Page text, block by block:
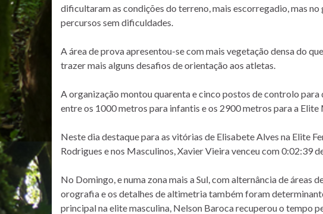
dificultaram as condições do terreno, mais escorregadio, mas
percursos sem dificuldades.
A área de prova apresentou-se com mais vegetação densa do
trazer mais alguns desafios de orientação aos atletas.
A organização montou quarenta e cinco postos de controlo
entre os 1000 metros para infantis e os 2900 metros para a Elite
Neste dia destaque para as vitórias de Elisabete Alves na Elite
Rodrigues e nos Masculinos, Xavier Vieira venceu com 0:02:39
No Domingo, e numa zona mais a Sul, com alternância de áreas
orografia e os detalhes de altimetria também foram
principal na elite masculina, Nelson Baroca recuperou o tempo